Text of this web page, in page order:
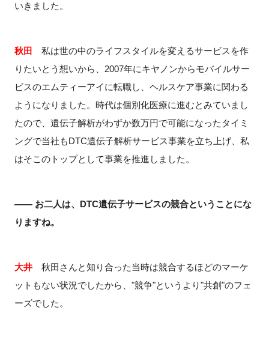
いきました。
秋田
私は世の中のライフスタイルを変えるサービスを作
りたいとう想いから、2007年にキヤノンからモバイルサー
ビスのエムティーアイに転職し、ヘルスケア事業に関わる
ようになりました。時代は個別化医療に進むとみていまし
たので、遺伝子解析がわずか数万円で可能になったタイミ
ングで当社もDTC遺伝子解析サービス事業を立ち上げ、私
はそこのトップとして事業を推進しました。
―― お二人は、DTC遺伝子サービスの競合ということにな
りますね。
大井秋田さんと知り合った当時は競合するほどのマーケ
ットもない状況でしたから、"競争"というより"共創"のフェ
ーズでした。